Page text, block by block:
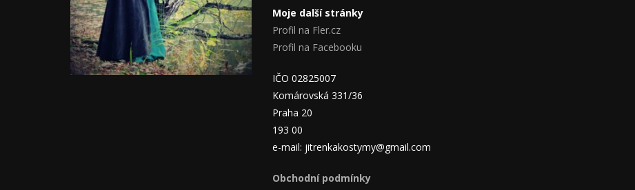
Moje další stránky
Profil na Fler.cz
Profil na Facebooku
IČO 02825007
Komárovská 331/36
Praha 20
193 00
e-mail: jitrenkakostymy@gmail.com
Obchodní podmínky